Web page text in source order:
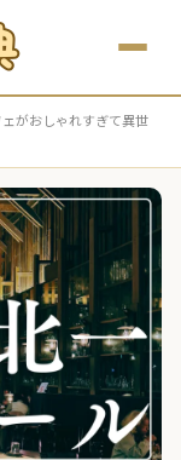
がおしゃれすぎて異世